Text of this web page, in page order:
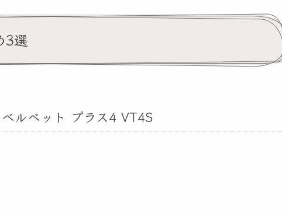
3選
ルベット プラス4 VT4S